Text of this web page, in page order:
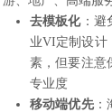
去模板化：避
业VI定制设计
素，但要注意
专业度
移动端优先：